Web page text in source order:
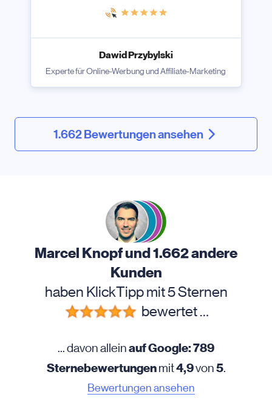
Dawid Przybylski
Experte für Online-Werbung und Affiliate-Marketing
1.662 Bewertungen ansehen
Marcel Knopf und 1.662 andere
Kunden
haben KlickTipp mit 5 Sternen
bewertet …
... davon alleinauf Google: 789
Sternebewertungenmit4,9von5.
Bewertungen ansehen